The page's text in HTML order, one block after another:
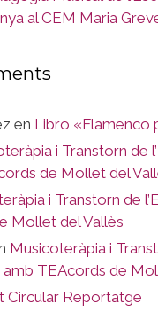
al CEM Maria
en Libro «Flamenco
i Transtorn de
de Mollet del
i Transtorn de
Mollet del Vallès
Musicoteràpia i
amb TEAcords de
Circular Reportatge